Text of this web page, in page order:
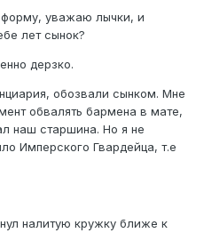
уважаю лычки, и
лет сынок?
дерзко.
обозвали сынком. Мне
обвалять бармена в мате,
наш старшина. Но я не
Имперского Гвардейца, т.е
налитую кружку ближе к